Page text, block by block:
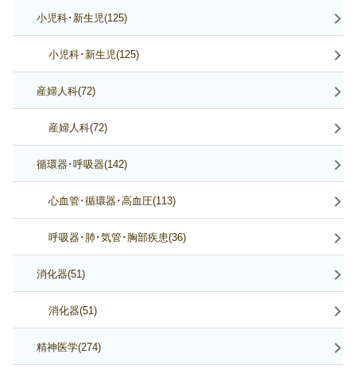
小児科･新生児(125)
小児科･新生児(125)
産婦人科(72)
産婦人科(72)
循環器･呼吸器(142)
心血管･循環器･高血圧(113)
呼吸器･肺･気管･胸部疾患(36)
消化器(51)
消化器(51)
精神医学(274)